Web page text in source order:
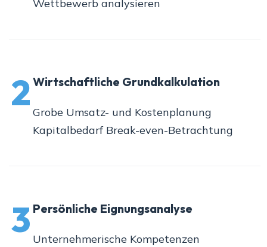
Wettbewerb analysieren
2 Wirtschaftliche Grundkalkulation
Grobe Umsatz- und Kostenplanung
Kapitalbedarf Break-even-Betrachtung
3 Persönliche Eignungsanalyse
Unternehmerische Kompetenzen